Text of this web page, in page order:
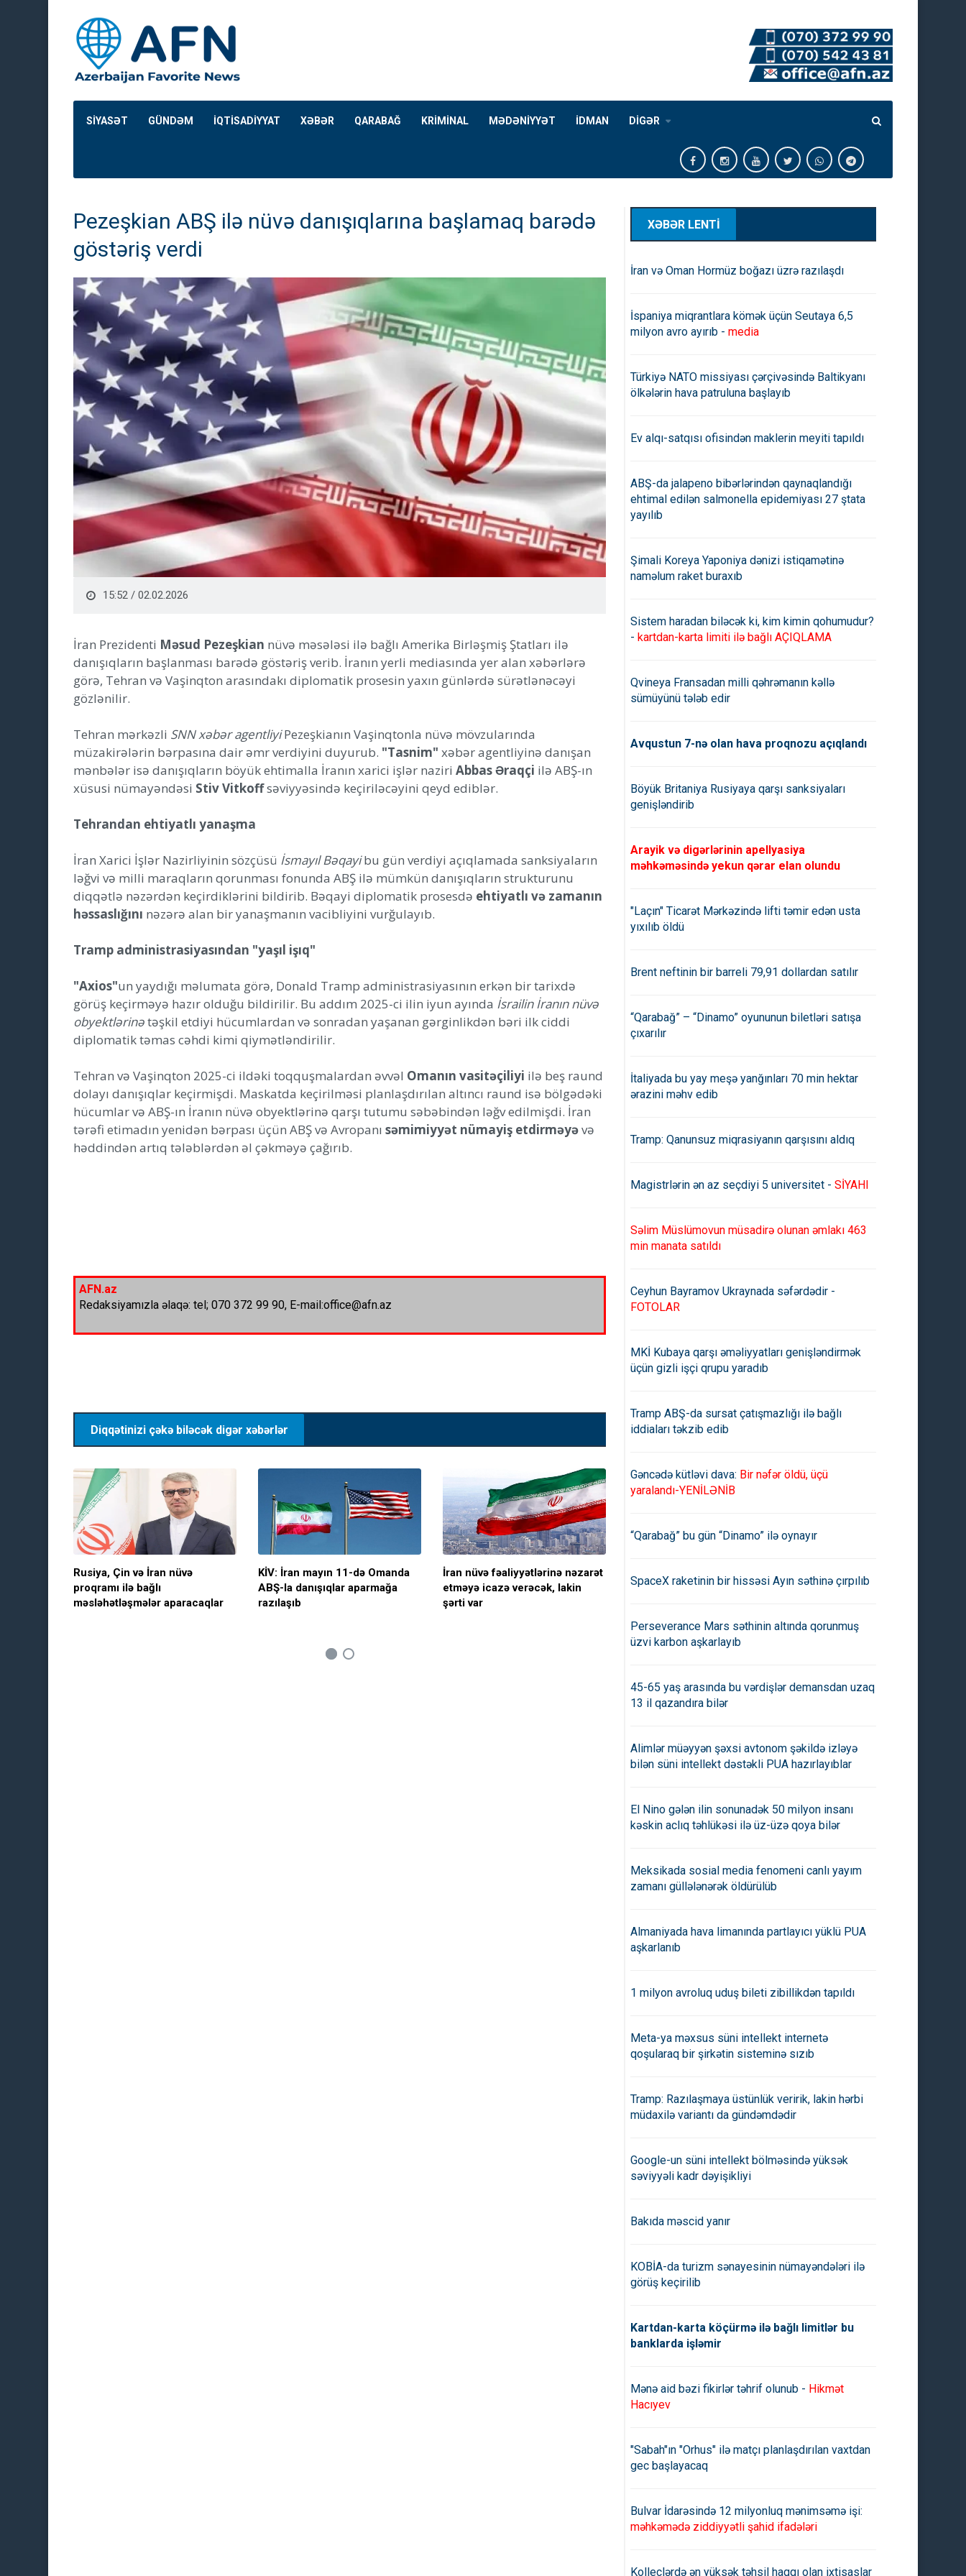
SİYASƏT GÜNDƏM İQTİSADİYYAT XƏBƏR QARABAĞ KRİMİNAL MƏDƏNİYYƏT İDMAN DİGƏR
Pezeşkian ABŞ ilə nüvə danışıqlarına başlamaq barədə
göstəriş verdi
15:52 / 02.02.2026
İran Prezidenti Məsud Pezeşkian nüvə məsələsi ilə bağlı Amerika Birləşmiş Ştatları ilə
danışıqların başlanması barədə göstəriş verib. İranın yerli mediasında yer alan xəbərlərə
görə, Tehran və Vaşinqton arasındakı diplomatik prosesin yaxın günlərdə sürətlənəcəyi
gözlənilir.
Tehran mərkəzli SNN xəbər agentliyiPezeşkianın Vaşinqtonla nüvə mövzularında
müzakirələrin bərpasına dair əmr verdiyini duyurub. "Tasnim" xəbər agentliyinə danışan
mənbələr isə danışıqların böyük ehtimalla İranın xarici işlər naziri Abbas Əraqçi ilə ABŞ-ın
xüsusi nümayəndəsi Stiv Vitkoffsəviyyəsində keçiriləcəyini qeyd ediblər.
Tehrandan ehtiyatlı yanaşma
İran Xarici İşlər Nazirliyinin sözçüsü İsmayıl Bəqayibu gün verdiyi açıqlamada sanksiyaların
ləğvi və milli maraqların qorunması fonunda ABŞ ilə mümkün danışıqların strukturunu
diqqətlə nəzərdən keçirdiklərini bildirib. Bəqayi diplomatik prosesdə ehtiyatlı və zamanın
həssaslığını nəzərə alan bir yanaşmanın vacibliyini vurğulayıb.
Tramp administrasiyasından "yaşıl işıq"
"Axios"un yaydığı məlumata görə, Donald Tramp administrasiyasının erkən bir tarixdə
görüş keçirməyə hazır olduğu bildirilir. Bu addım 2025-ci ilin iyun ayında İsrailin İranın nüvə
obyektlərinətəşkil etdiyi hücumlardan və sonradan yaşanan gərginlikdən bəri ilk ciddi
diplomatik təmas cəhdi kimi qiymətləndirilir.
Tehran və Vaşinqton 2025-ci ildəki toqquşmalardan əvvəl Omanın vasitəçiliyi ilə beş raund
dolayı danışıqlar keçirmişdi. Maskatda keçirilməsi planlaşdırılan altıncı raund isə bölgədəki
hücumlar və ABŞ-ın İranın nüvə obyektlərinə qarşı tutumu səbəbindən ləğv edilmişdi. İran
tərəfi etimadın yenidən bərpası üçün ABŞ və Avropanı səmimiyyət nümayiş etdirməyəvə
həddindən artıq tələblərdən əl çəkməyə çağırıb.
AFN.az
Redaksiyamızla əlaqə: tel; 070 372 99 90, E-mail:office@afn.az
Diqqətinizi çəkə biləcək digər xəbərlər
Rusiya, Çin və İran nüvə
proqramı ilə bağlı
məsləhətləşmələr aparacaqlar
KİV: İran mayın 11-də Omanda
ABŞ-la danışıqlar aparmağa
razılaşıb
İran nüvə fəaliyyətlərinə nəzarət
etməyə icazə verəcək, lakin
şərti var
raundu yaxın günlərdə baş
davam etdirməyə hazır
XƏBƏR LENTİ
İran və Oman Hormüz boğazı üzrə razılaşdı
İspaniya miqrantlara kömək üçün Seutaya 6,5
milyon avro ayırıb - media
Türkiyə NATO missiyası çərçivəsində Baltikyanı
ölkələrin hava patruluna başlayıb
Ev alqı-satqısı ofisindən maklerin meyiti tapıldı
ABŞ-da jalapeno bibərlərindən qaynaqlandığı
ehtimal edilən salmonella epidemiyası 27 ştata
yayılıb
Şimali Koreya Yaponiya dənizi istiqamətinə
naməlum raket buraxıb
Sistem haradan biləcək ki, kim kimin qohumudur?
- kartdan-karta limiti ilə bağlı AÇIQLAMA
Qvineya Fransadan milli qəhrəmanın kəllə
sümüyünü tələb edir
Avqustun 7-nə olan hava proqnozu açıqlandı
Böyük Britaniya Rusiyaya qarşı sanksiyaları
genişləndirib
Arayik və digərlərinin apellyasiya
məhkəməsində yekun qərar elan olundu
"Laçın" Ticarət Mərkəzində lifti təmir edən usta
yıxılıb öldü
Brent neftinin bir barreli 79,91 dollardan satılır
“Qarabağ” – “Dinamo” oyununun biletləri satışa
çıxarılır
İtaliyada bu yay meşə yanğınları 70 min hektar
ərazini məhv edib
Tramp: Qanunsuz miqrasiyanın qarşısını aldıq
Magistrlərin ən az seçdiyi 5 universitet - SİYAHI
Səlim Müslümovun müsadirə olunan əmlakı 463
min manata satıldı
Ceyhun Bayramov Ukraynada səfərdədir -
FOTOLAR
MKİ Kubaya qarşı əməliyyatları genişləndirmək
üçün gizli işçi qrupu yaradıb
Tramp ABŞ-da sursat çatışmazlığı ilə bağlı
iddiaları təkzib edib
Gəncədə kütləvi dava: Bir nəfər öldü, üçü
yaralandı-YENİLƏNİB
“Qarabağ” bu gün “Dinamo” ilə oynayır
SpaceX raketinin bir hissəsi Ayın səthinə çırpılıb
Perseverance Mars səthinin altında qorunmuş
üzvi karbon aşkarlayıb
45-65 yaş arasında bu vərdişlər demansdan uzaq
13 il qazandıra bilər
Alimlər müəyyən şəxsi avtonom şəkildə izləyə
bilən süni intellekt dəstəkli PUA hazırlayıblar
El Nino gələn ilin sonunadək 50 milyon insanı
kəskin aclıq təhlükəsi ilə üz-üzə qoya bilər
Meksikada sosial media fenomeni canlı yayım
zamanı güllələnərək öldürülüb
Almaniyada hava limanında partlayıcı yüklü PUA
aşkarlanıb
1 milyon avroluq uduş bileti zibillikdən tapıldı
Meta-ya məxsus süni intellekt internetə
qoşularaq bir şirkətin sisteminə sızıb
Tramp: Razılaşmaya üstünlük veririk, lakin hərbi
müdaxilə variantı da gündəmdədir
Google-un süni intellekt bölməsində yüksək
səviyyəli kadr dəyişikliyi
Bakıda məscid yanır
KOBİA-da turizm sənayesinin nümayəndələri ilə
görüş keçirilib
Kartdan-karta köçürmə ilə bağlı limitlər bu
banklarda işləmir
Mənə aid bəzi fikirlər təhrif olunub - Hikmət
Hacıyev
"Sabah"ın "Orhus" ilə matçı planlaşdırılan vaxtdan
gec başlayacaq
Bulvar İdarəsində 12 milyonluq mənimsəmə işi:
məhkəmədə ziddiyyətli şahid ifadələri
Kolleclərdə ən yüksək təhsil haqqı olan ixtisaslar